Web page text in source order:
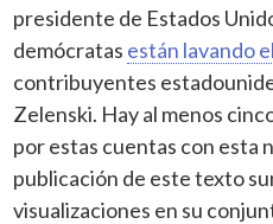
presidente de Estados
demócratas están lavando
contribuyentes
Zelenski. Hay al menos
por estas cuentas con esta
publicación de este texto
visualizaciones en su